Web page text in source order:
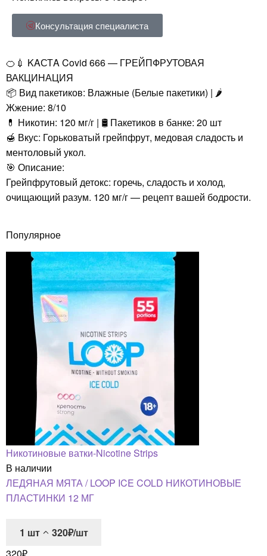
Консультация специалиста
🍊💉 KAСТA Covid 666 — ГРЕЙПФРУТОВАЯ
ВАКЦИНАЦИЯ
📦 Вид пакетиков: Влажные (Белые пакетики) | 🌶️
Жжение: 8/10
💊 Никотин: 120 мг/г | 🛢️ Пакетиков в банке: 20 шт
🍯 Вкус: Горьковатый грейпфрут, медовая сладость и
ментоловый укол.
🎯 Описание:
Грейпфрутовый детокс: горечь, сладость и холод,
очищающий разум. 120 мг/г — рецепт вашей бодрости.
Популярное
Никотиновые ватки-Nicotine Strips
В наличии
ЛЕДЯНАЯ МЯТА / LOOP ICE COLD НИКОТИНОВЫЕ
ПЛАСТИНКИ 12 МГ
1 шт
320₽/шт
320₽